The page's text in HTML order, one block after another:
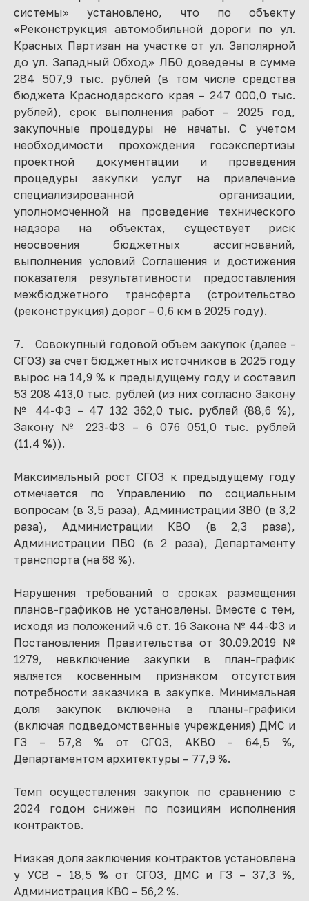
системы» установлено, что по объекту
«Реконструкция автомобильной дороги по ул.
Красных Партизан на участке от ул. Заполярной
до ул. Западный Обход» ЛБО доведены в сумме
284 507,9 тыс. рублей (в том числе средства
бюджета Краснодарского края – 247 000,0 тыс.
рублей), срок выполнения работ – 2025 год,
закупочные процедуры не начаты. С учетом
необходимости прохождения госэкспертизы
проектной документации и проведения
процедуры закупки услуг на привлечение
специализированной организации,
уполномоченной на проведение технического
надзора на объектах, существует риск
неосвоения бюджетных ассигнований,
выполнения условий Соглашения и достижения
показателя результативности предоставления
межбюджетного трансферта (строительство
(реконструкция) дорог – 0,6 км в 2025 году).
7. Совокупный годовой объем закупок (далее -
СГОЗ) за счет бюджетных источников в 2025 году
вырос на 14,9 % к предыдущему году и составил
53 208 413,0 тыс. рублей (из них согласно Закону
№ 44-ФЗ – 47 132 362,0 тыс. рублей (88,6 %),
Закону № 223-ФЗ – 6 076 051,0 тыс. рублей
(11,4 %)).
Максимальный рост СГОЗ к предыдущему году
отмечается по Управлению по социальным
вопросам (в 3,5 раза), Администрации ЗВО (в 3,2
раза), Администрации КВО (в 2,3 раза),
Администрации ПВО (в 2 раза), Департаменту
транспорта (на 68 %).
Нарушения требований о сроках размещения
планов-графиков не установлены. Вместе с тем,
исходя из положений ч.6 ст. 16 Закона № 44-ФЗ и
Постановления Правительства от 30.09.2019 №
1279, невключение закупки в план-график
является косвенным признаком отсутствия
потребности заказчика в закупке. Минимальная
доля закупок включена в планы-графики
(включая подведомственные учреждения) ДМС и
ГЗ – 57,8 % от СГОЗ, АКВО – 64,5 %,
Департаментом архитектуры – 77,9 %.
Темп осуществления закупок по сравнению с
2024 годом снижен по позициям исполнения
контрактов.
Низкая доля заключения контрактов установлена
у УСВ – 18,5 % от СГОЗ, ДМС и ГЗ – 37,3 %,
Администрация КВО – 56,2 %.